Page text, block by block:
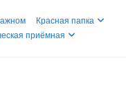
Красная папка
приёмная